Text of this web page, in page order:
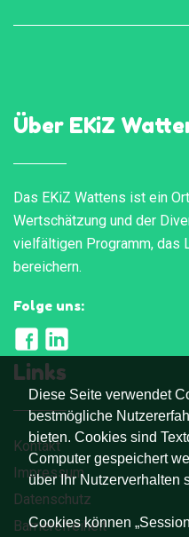
Diese Seite verwendet
bestmögliche
bieten. Cookies sind
Computer gespeichert
über Ihr Nutzerverhalten
Cookies können
Über EKiZ
Das EKiZ Wattens ist ein
Wertschätzung und der
vielfältigen Programm, das
bereichern.
Folge uns:
Links
Kontakt
Impressum
Datenschutz
Barrierefreiheit